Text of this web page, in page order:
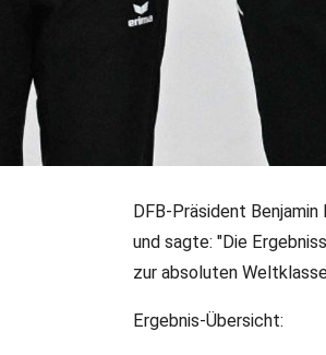
DFB-PR• Veteranen
Veteranen
Degen-Herren
DFB-Präsident
und sagte: "Die
zur absoluten
Ergebnis-Übersicht: